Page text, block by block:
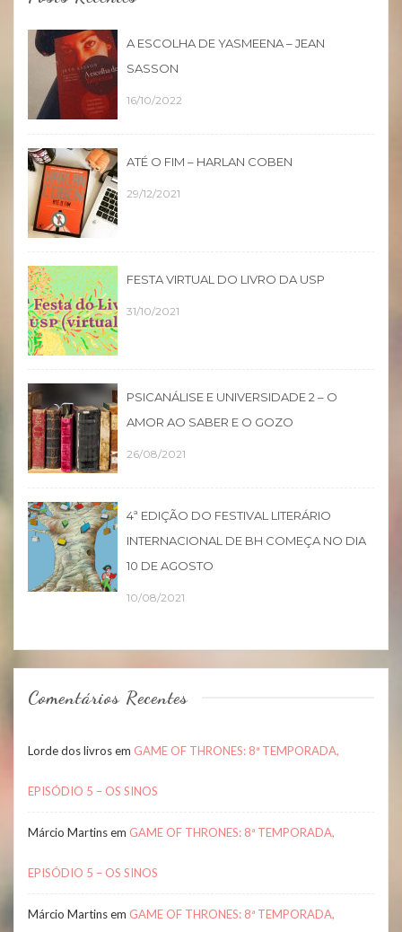
A ESCOLHA DE YASMEENA – JEAN
SASSON
16/10/2022
ATÉ O FIM – HARLAN COBEN
29/12/2021
FESTA VIRTUAL DO LIVRO DA USP
31/10/2021
PSICANÁLISE E UNIVERSIDADE 2 – O
AMOR AO SABER E O GOZO
26/08/2021
4ª EDIÇÃO DO FESTIVAL LITERÁRIO
INTERNACIONAL DE BH COMEÇA NO DIA
10 DE AGOSTO
10/08/2021
Comentários Recentes
Lorde dos livrosem GAME OF THRONES: 8ª TEMPORADA,
EPISÓDIO 5 – OS SINOS
Márcio Martinsem GAME OF THRONES: 8ª TEMPORADA,
EPISÓDIO 5 – OS SINOS
Márcio Martinsem GAME OF THRONES: 8ª TEMPORADA,